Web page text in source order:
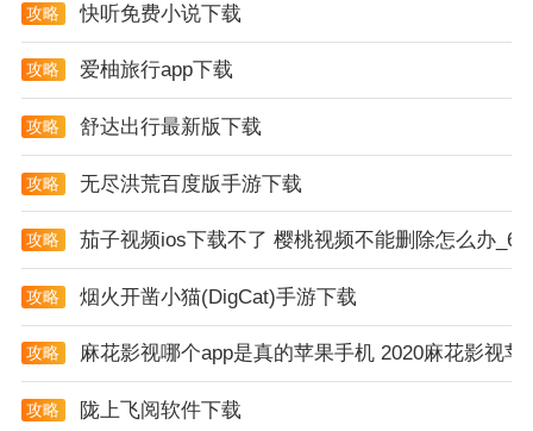
攻略 快听免费小说下载
攻略 爱柚旅行app下载
攻略 舒达出行最新版下载
攻略 无尽洪荒百度版手游下载
攻略 茄子视频ios下载不了 樱桃视频不能删除怎么办
攻略 烟火开凿小猫(DigCat)手游下载
攻略 麻花影视哪个app是真的苹果手机 2020麻花影视
攻略 陇上飞阅软件下载